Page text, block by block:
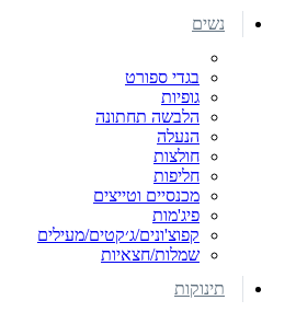
נשים
בגדי ספורט
גופיות
הלבשה תחתונה
הנעלה
חולצות
חליפות
מכנסיים וטייצים
פיג'מות
קפוצ'ונים/ג׳קטים/מעילים
שמלות/חצאיות
תינוקות